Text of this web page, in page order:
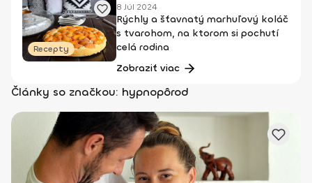
Recepty
8 Júl 2024
Rýchly a šťavnatý marhuľový koláč
s tvarohom, na ktorom si pochutí
celá rodina
Zobraziť viac
Články so značkou: hypnopôrod